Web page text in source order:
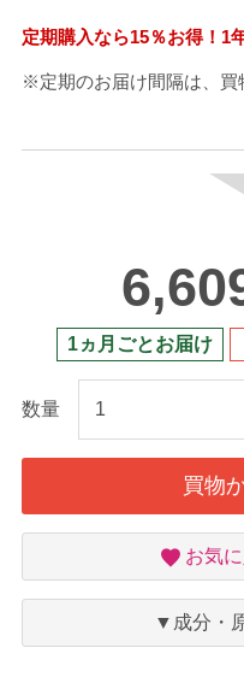
定期購入なら15％お得！1
※定期のお届け間隔は、買
1ヵ月ごとお届け
数量
買物
お
入
り
お気
▼成分・